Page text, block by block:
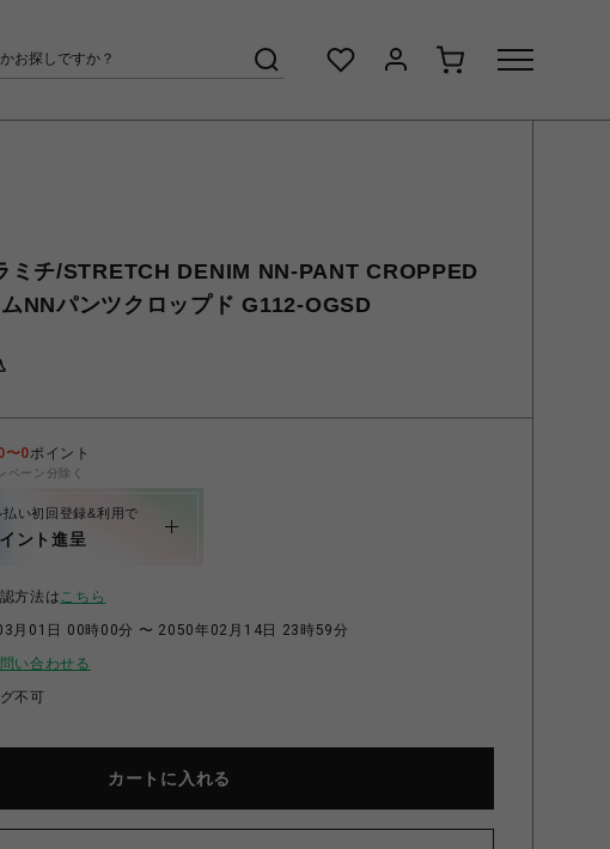
ミチ/STRETCH DENIM NN-PANT CROPPED
NNパンツクロップド G112-OGSD
〜0ポイント
ペーン分除く
い初回登録&利用で
ント進呈
方法はこちら
月01日 00時00分 〜 2050年02月14日 23時59分
問い合わせる
不可
カートに入れる